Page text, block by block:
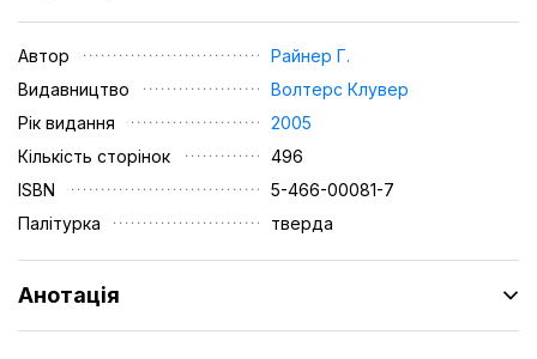
Автор
Райнер Г.
Видавництво
Волтерс Клувер
Рік видання
2005
Кількість сторінок
496
ISBN
5-466-00081-7
Палітурка
тверда
Анотація